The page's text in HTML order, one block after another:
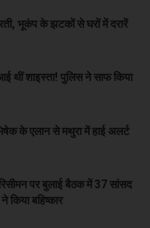
भूकंप के झटकों से घरों में दरारें
थीं शाइस्ता! पुलिस ने साफ किया
के एलान से मथुरा में हाई अलर्ट
पर बुलाई बैठक में 37 सांसद
बहिष्कार